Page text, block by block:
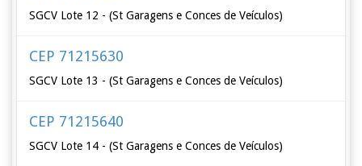
SGCV Lote 12 - (St Garagens e Conces de Veículos)
CEP 71215630
SGCV Lote 13 - (St Garagens e Conces de Veículos)
CEP 71215640
SGCV Lote 14 - (St Garagens e Conces de Veículos)